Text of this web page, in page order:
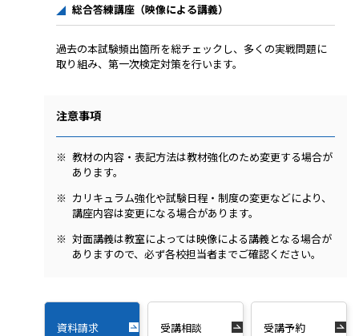
総合答練講座（映像による講義）
過去の本試験頻出箇所を総チェックし、多くの実戦問題に
取り組み、第一次検定対策を行います。
注意事項
教材の内容・表記方法は教材強化のため変更する場合が
あります。
カリキュラム強化や試験日程・制度の変更などにより、
講座内容は変更になる場合があります。
対面講義は教室によっては映像による講義となる場合が
ありますので、必ず各校担当者までご確認ください。
資料請求 受講相談 受講予約